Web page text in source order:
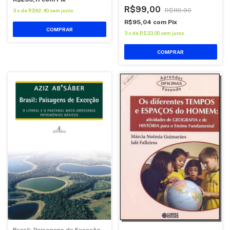
3x de R$92,40 sem juros
COMPRAR
R$99,00
R$110,00
R$95,04 com Pix
3 x de R$33,00 sem juros